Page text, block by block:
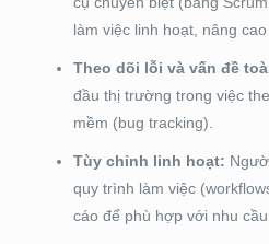
làm việc linh hoạt, nâng cao
Theo dõi lỗi và vấn đề
đầu thị trường trong việc
mềm (bug tracking).
Tùy chỉnh linh hoạt:
quy trình làm việc
cáo để phù hợp với nhu